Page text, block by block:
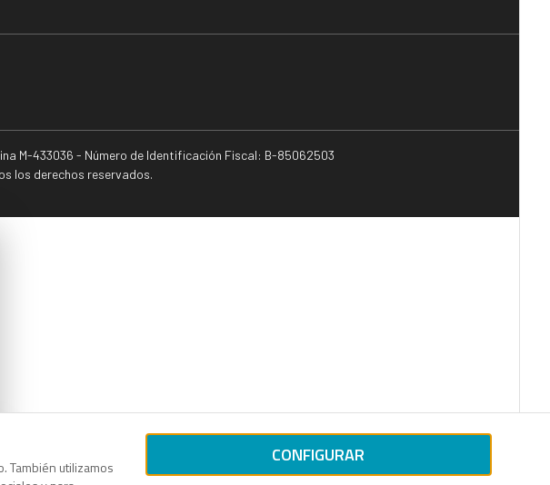
También utilizamos
CONFIGURAR
M-433036 - Número de Identificación Fiscal: B-85062503
los derechos reservados.